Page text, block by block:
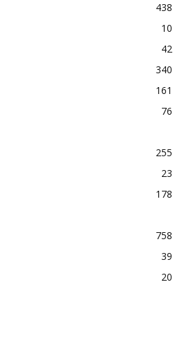
438
10
42
340
161
76
255
23
178
758
39
20